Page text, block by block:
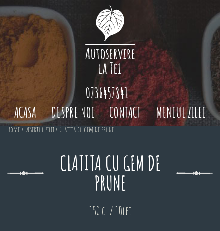
ACASA DESPRE NOI CONTACT MENIUL ZILEI
0736457841
Home / Desertul zilei / Clatita cu gem de prune
CLATITA CU GEM DE
PRUNE
150 g. / 10lei